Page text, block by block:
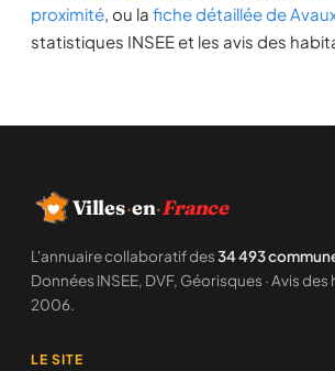
proximité, ou la fiche détaillée de
statistiques INSEE et les avis des
Villes·en·France
L'annuaire collaboratif des34 493
Données INSEE, DVF, Géorisques · Avis
2006.
LE SITE